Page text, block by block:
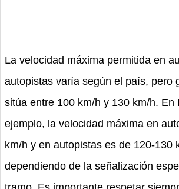
La velocidad máxima permitida en
autopistas varía según el país, pero
sitúa entre 100 km/h y 130 km/h. En
ejemplo, la velocidad máxima en
km/h y en autopistas es de 120-130
dependiendo de la señalización